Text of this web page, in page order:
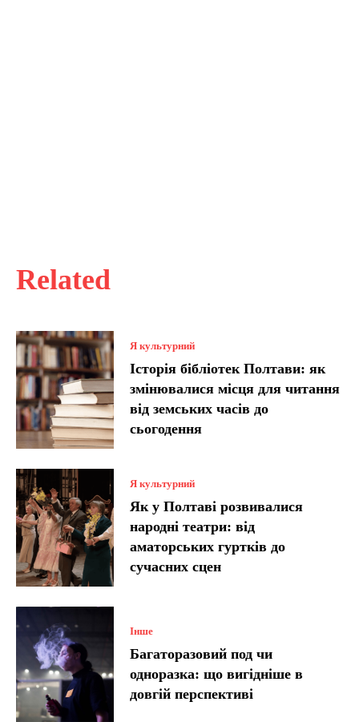
Related
Я культурний
Історія бібліотек Полтави: як
змінювалися місця для читання
від земських часів до
сьогодення
Я культурний
Як у Полтаві розвивалися
народні театри: від
аматорських гуртків до
сучасних сцен
Інше
Багаторазовий под чи
одноразка: що вигідніше в
довгій перспективі